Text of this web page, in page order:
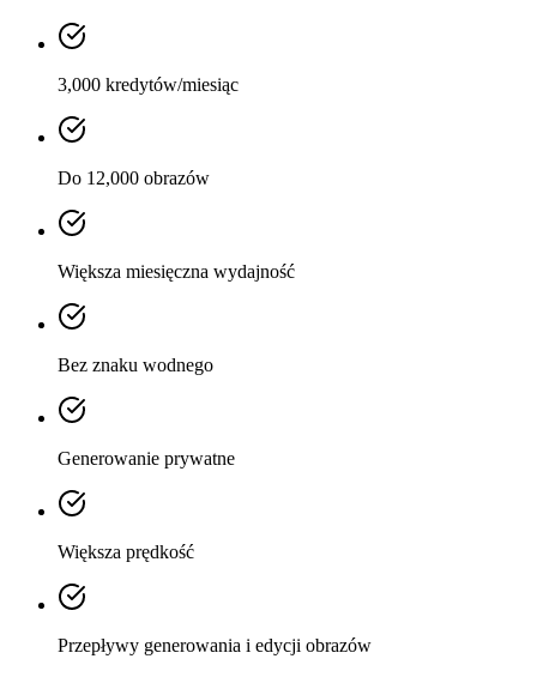
3,000 kredytów/miesiąc
Do 12,000 obrazów
Większa miesięczna wydajność
Bez znaku wodnego
Generowanie prywatne
Większa prędkość
Przepływy generowania i edycji obrazów